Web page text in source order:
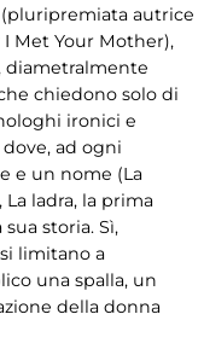
autrice
Met Your Mother),
diametralmente
chiedono solo di
ironici e
ad ogni
e un nome (La
La ladra, la prima
storia. Sì,
limitano a
una spalla, un
della donna